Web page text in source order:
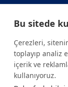
Linkedin
Sitede yer alan
Sağlığınızla ilgili
Bu sitede
Çerezleri,
toplayıp analiz
içerik ve
kullanıyoruz.